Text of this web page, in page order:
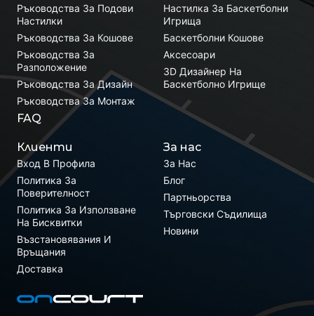
Настилка За Баскетболни
Игрища
Баскетболни Кошове
Аксесоари
3D Дизайнер На
Баскетболно Игрище
Ръководства За Подови
Настилки
Ръководства За Кошове
Ръководства За
Разположение
Ръководства За Дизайн
Ръководства За Монтаж
FAQ
Клиенти
Вход В Профила
Политика За
Поверителност
Политика За Използване
На Бисквитки
Възстановявания И
Връщания
Доставка
За нас
За Нас
Блог
Партньорства
Търговски Съдилища
Новини